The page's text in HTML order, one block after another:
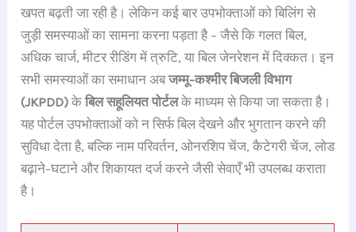
खपत बढ़ती जा रही है। लेकिन कई बार उपभोक्ताओं को बिलिंग से
जुड़ी समस्याओं का सामना करना पड़ता है – जैसे कि गलत बिल,
अधिक चार्ज, मीटर रीडिंग में त्रुटि, या बिल जेनरेशन में दिक्कत। इन
सभी समस्याओं का समाधान अबजम्मू-कश्मीर बिजली विभाग
(JKPDD) केबिल सहूलियत पोर्टलके माध्यम से किया जा सकता है।
यह पोर्टल उपभोक्ताओं को न सिर्फ बिल देखने और भुगतान करने की
सुविधा देता है, बल्कि नाम परिवर्तन, ओनरशिप चेंज, कैटेगरी चेंज, लोड
बढ़ाने-घटाने और शिकायत दर्ज करने जैसी सेवाएँ भी उपलब्ध कराता
है।